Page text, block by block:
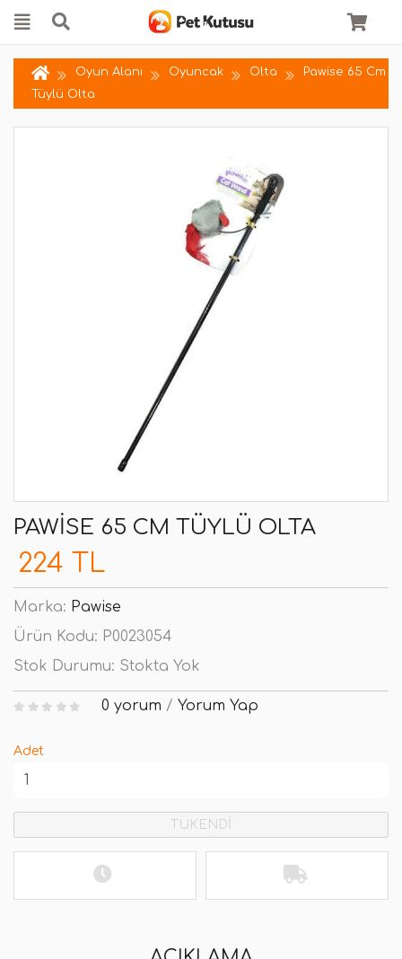
Oyun Alanı Oyuncak Olta
Pawise 65 Cm
Tüylü Olta
PAWISE 65 CM TÜYLÜ OLTA
224 TL
Marka: Pawise
Ürün Kodu: P0023054
Stok Durumu: Stokta Yok
0 yorum / Yorum Yap
Adet
TÜKENDİ